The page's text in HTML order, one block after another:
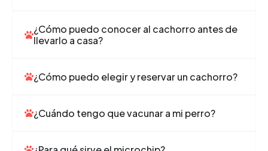
¿Cómo puedo conocer al cachorro antes de
llevarlo a casa?
¿Cómo puedo elegir y reservar un cachorro?
¿Cuándo tengo que vacunar a mi perro?